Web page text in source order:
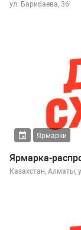
ул. Барибаева, 36
Ярмарки
Ярмарка-
Казахстан, Алматы,